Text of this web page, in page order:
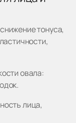
тонуса,
овала:
лица,